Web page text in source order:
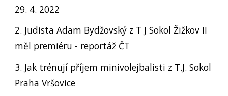
29. 4. 2022
2. Judista Adam Bydžovský z T J Sokol Žižkov II
měl premiéru - reportáž ČT
3. Jak trénují příjem minivolejbalisti z T.J. Sokol
Praha Vršovice